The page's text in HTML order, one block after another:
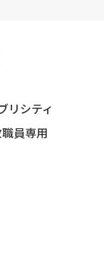
リシティ
員専用